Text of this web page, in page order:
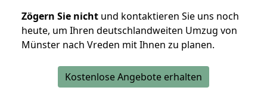
Zögern Sie nicht und kontaktieren Sie uns noch
heute, um Ihren deutschlandweiten Umzug von
Münster nach Vreden mit Ihnen zu planen.
Kostenlose Angebote erhalten